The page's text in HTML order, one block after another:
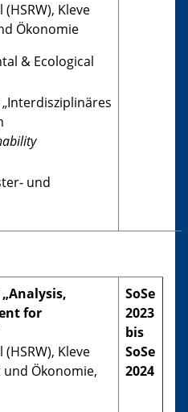
Kleve
Ökonomie
& Ecological
„Interdisziplinäres
und
for
Kleve
und Ökonomie,
SoSe
2023
bis
SoSe
2024